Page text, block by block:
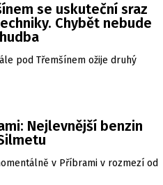
se uskuteční sraz
Chybět nebude
pod Třemšínem ožije druhý
Nejlevnější benzin
v Příbrami v rozmezí od